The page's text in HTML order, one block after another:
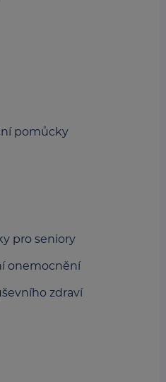
pomůcky
pro seniory
onemocnění
zdraví